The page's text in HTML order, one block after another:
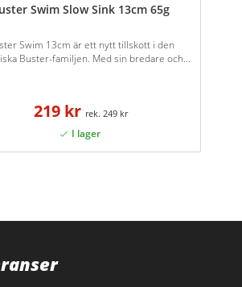
Swim Slow Sink 13cm 65g
Swim 13cm är ett nytt tillskott i den
Buster-familjen. Med sin bredare och...
219 kr 249 kr